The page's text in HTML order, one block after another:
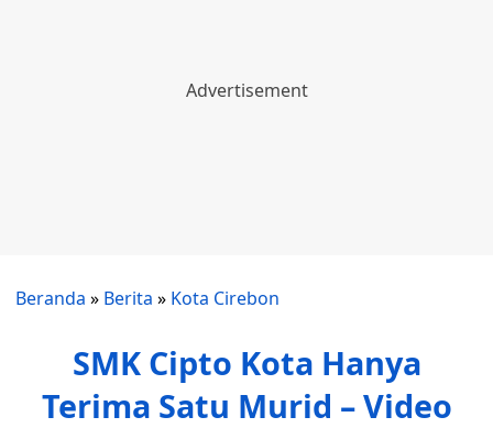
Beranda » Berita » Kota Cirebon
SMK Cipto Kota Hanya
Terima Satu Murid – Video